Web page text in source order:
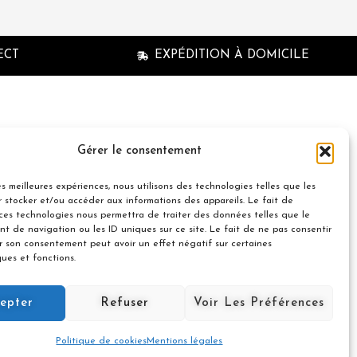
Gérer le consentement
meilleures expériences, nous utilisons des technologies telles que les
stocker et/ou accéder aux informations des appareils. Le fait de
technologies nous permettra de traiter des données telles que le
de navigation ou les ID uniques sur ce site. Le fait de ne pas consentir
son consentement peut avoir un effet négatif sur certaines
et fonctions.
Refuser Voir Les Préférences
Politique de cookiesMentions légales
EXPÉDITION À DOMICILE
© 2021 Nuances Gourmandes